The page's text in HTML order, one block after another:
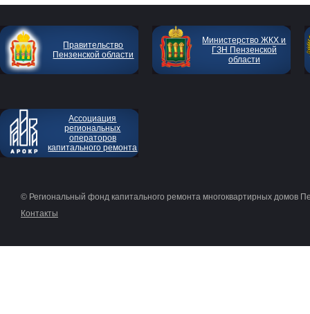
Правительство
Пензенской области
Министерство ЖКХ и
ГЗН Пензенской
области
Ассоциация
региональных
операторов
капитального ремонта
© Региональный фонд капитального ремонта многоквартирных домов
Контакты